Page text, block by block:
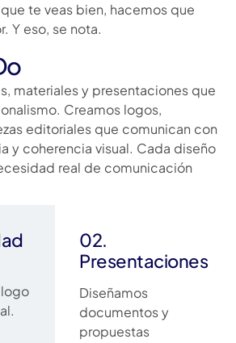
te veas bien, hacemos que
Y eso, se nota.
materiales y presentaciones que
Creamos logos,
editoriales que comunican con
y coherencia visual. Cada diseño
real de comunicación
02.
Presentaciones
Diseñamos
documentos y
propuestas